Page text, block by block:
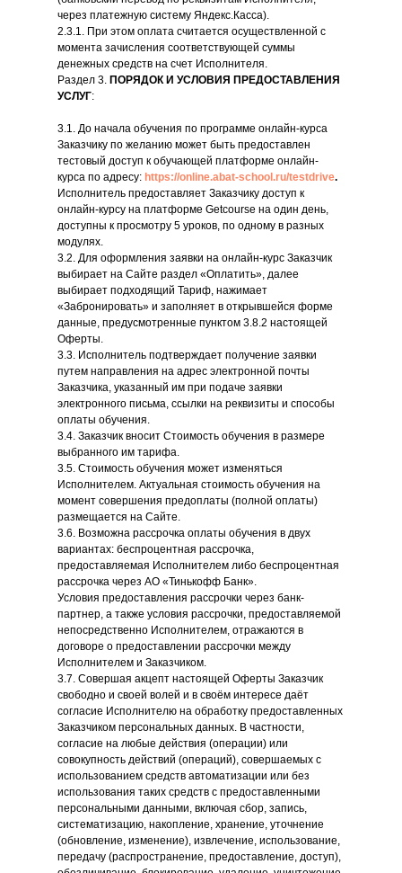
через платежную систему Яндекс.Касса).
2.3.1. При этом оплата считается осуществленной с
момента зачисления соответствующей суммы
денежных средств на счет Исполнителя.
Раздел 3. ПОРЯДОК И УСЛОВИЯ ПРЕДОСТАВЛЕНИЯ
УСЛУГ:
3.1. До начала обучения по программе онлайн-курса
Заказчику по желанию может быть предоставлен
тестовый доступ к обучающей платформе онлайн-
курса по адресу: https://online.abat-school.ru/testdrive.
Исполнитель предоставляет Заказчику доступ к
онлайн-курсу на платформе Getcourse на один день,
доступны к просмотру 5 уроков, по одному в разных
модулях.
3.2. Для оформления заявки на онлайн-курс Заказчик
выбирает на Сайте раздел «Оплатить», далее
выбирает подходящий Тариф, нажимает
«Забронировать» и заполняет в открывшейся форме
данные, предусмотренные пунктом 3.8.2 настоящей
Оферты.
3.3. Исполнитель подтверждает получение заявки
путем направления на адрес электронной почты
Заказчика, указанный им при подаче заявки
электронного письма, ссылки на реквизиты и способы
оплаты обучения.
3.4. Заказчик вносит Стоимость обучения в размере
выбранного им тарифа.
3.5. Стоимость обучения может изменяться
Исполнителем. Актуальная стоимость обучения на
момент совершения предоплаты (полной оплаты)
размещается на Сайте.
3.6. Возможна рассрочка оплаты обучения в двух
вариантах: беспроцентная рассрочка,
предоставляемая Исполнителем либо беспроцентная
рассрочка через АО «Тинькофф Банк».
Условия предоставления рассрочки через банк-
партнер, а также условия рассрочки, предоставляемой
непосредственно Исполнителем, отражаются в
договоре о предоставлении рассрочки между
Исполнителем и Заказчиком.
3.7. Совершая акцепт настоящей Оферты Заказчик
свободно и своей волей и в своём интересе даёт
согласие Исполнителю на обработку предоставленных
Заказчиком персональных данных. В частности,
согласие на любые действия (операции) или
совокупность действий (операций), совершаемых с
использованием средств автоматизации или без
использования таких средств с предоставленными
персональными данными, включая сбор, запись,
систематизацию, накопление, хранение, уточнение
(обновление, изменение), извлечение, использование,
передачу (распространение, предоставление, доступ),